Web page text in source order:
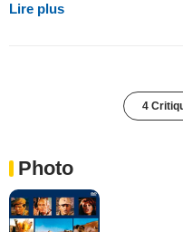
Lire plus
4
Photo